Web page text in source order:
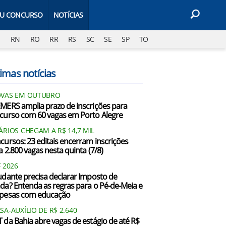
CONCURSO NOTÍCIAS
RN RO RR RS SC SE SP TO
notícias
EM OUTUBRO
amplia prazo de inscrições para
com 60 vagas em Porto Alegre
CHEGAM A R$ 14,7 MIL
23 editais encerram inscrições
2.800 vagas nesta quinta (7/8)
2026
precisa declarar Imposto de
Entenda as regras para o Pé-de-Meia e
com educação
AUXÍLIO DE R$ 2.640
da Bahia abre vagas de estágio de até R$